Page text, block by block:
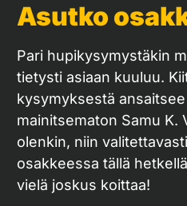
Asutko
Pari hupikysymystäkin
tietysti asiaan kuuluu.
kysymyksestä
mainitsematon Samu K.
olenkin, niin
osakkeessa tällä
vielä joskus koittaa!